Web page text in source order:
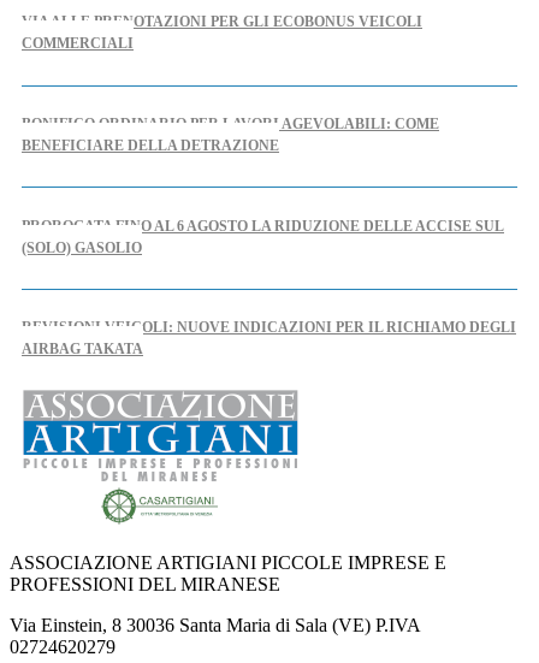
VIA ALLE PRENOTAZIONI PER GLI ECOBONUS VEICOLI
COMMERCIALI
BONIFICO ORDINARIO PER LAVORI AGEVOLABILI: COME
BENEFICIARE DELLA DETRAZIONE
PROROGATA FINO AL 6 AGOSTO LA RIDUZIONE DELLE ACCISE SUL
(SOLO) GASOLIO
REVISIONI VEICOLI: NUOVE INDICAZIONI PER IL RICHIAMO DEGLI
AIRBAG TAKATA
AL VIA IL TAVOLO REGIONALE PER L'ARTIGIANATO
NUOVO DPCM AUTOMOTIVE: CASARTIGIANI SCRIVE AL MINISTRO
COMUNICAZIONI DI CONFERMA DEGLI INVESTIMENTI
ASSOCIAZIONE ARTIGIANI PICCOLE IMPRESE E
PROFESSIONI DEL MIRANESE
Via Einstein, 8 30036 Santa Maria di Sala (VE) P.IVA
02724620279